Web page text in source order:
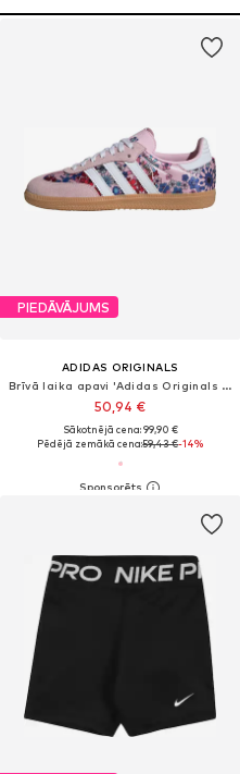
PIEDĀVĀJUMS
ADIDAS ORIGINALS
Brīvā laika apavi 'Adidas Originals x Liberty London Samba OG'
50,94 €
Sākotnējā cena: 99,90 €
Pēdējā zemākā cena:59,43 €-14%